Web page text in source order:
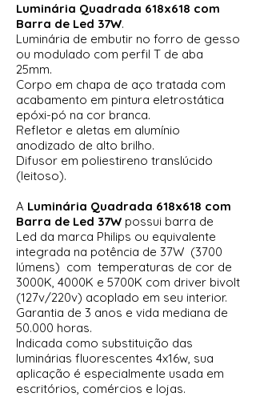
Luminária Quadrada 618x618 com
Barra de Led 37W.
Luminária de embutir no forro de gesso
ou modulado com perfil T de aba
25mm.
Corpo em chapa de aço tratada com
acabamento em pintura eletrostática
epóxi-pó na cor branca.
Refletor e aletas em alumínio
anodizado de alto brilho.
Difusor em poliestireno translúcido
(leitoso).
A Luminária Quadrada 618x618 com
Barra de Led 37W possui barra de
Led da marca Philips ou equivalente
integrada na potência de 37W (3700
lúmens) com temperaturas de cor de
3000K, 4000K e 5700K com driver bivolt
(127v/220v) acoplado em seu interior.
Garantia de 3 anos e vida mediana de
50.000 horas.
Indicada como substituição das
luminárias fluorescentes 4x16w, sua
aplicação é especialmente usada em
escritórios, comércios e lojas.